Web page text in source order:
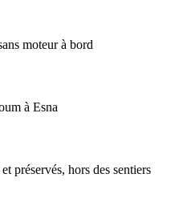
moteur à bord
à Esna
préservés, hors des sentiers